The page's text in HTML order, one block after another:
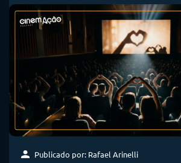
Publicado por: Rafael Arinelli